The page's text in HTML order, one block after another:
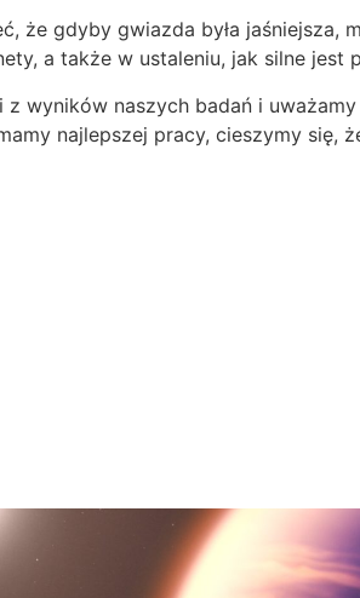
że gdyby gwiazda była jaśniejsza,
a także w ustaleniu, jak silne jest
wyników naszych badań i
najlepszej pracy, cieszymy się,